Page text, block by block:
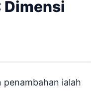
Dimensi
ialah